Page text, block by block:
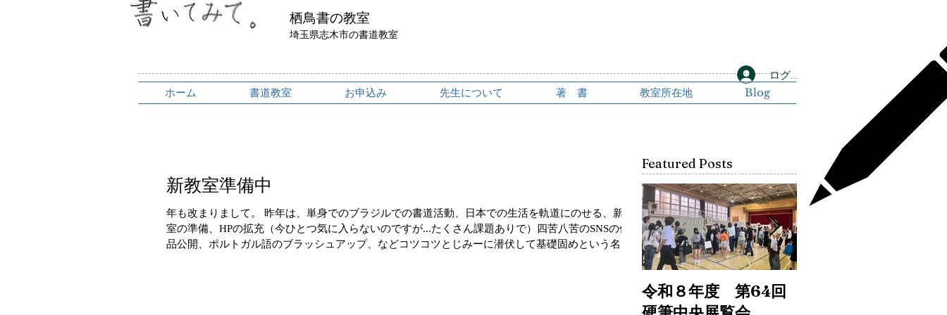
​栖鳥書の教室
埼玉県志木市の書道教室
ホーム 書道教室 お申込み 先生について 著 書 教室所在地 Blog
ログイン
新教室準備中
年も改まりまして。 昨年は、単身でのブラジルでの書道活動、日本での生活を軌道にのせる、新教
室の準備、HPの拡充（今ひとつ気に入らないのですが...たくさん課題ありで）四苦八苦のSNSの作
品公開、ポルトガル語のブラッシュアップ、などコツコツとじみーに潜伏して基礎固めという名
Featured Posts
令和８年度 第64回